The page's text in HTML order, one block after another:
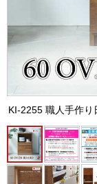
KI-2255 職人手作